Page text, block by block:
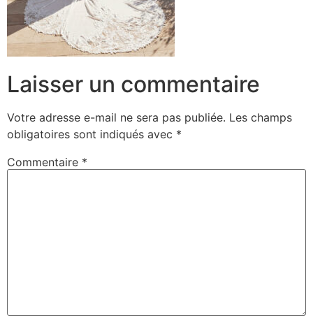
Laisser un commentaire
Votre adresse e-mail ne sera pas publiée. Les champs
obligatoires sont indiqués avec *
Commentaire *